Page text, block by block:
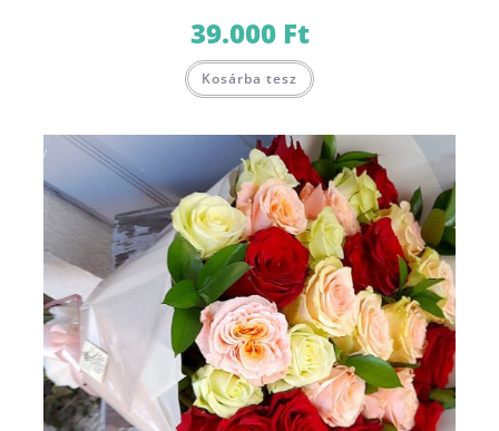
39.000 Ft
Kosárba tesz